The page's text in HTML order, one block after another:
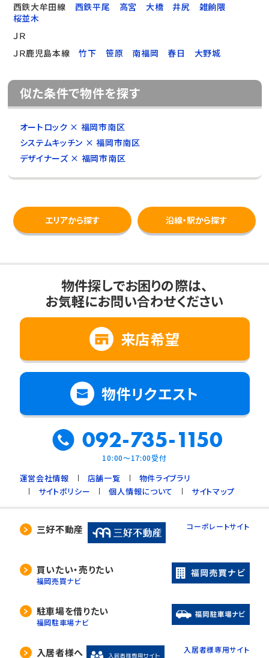
西鉄大牟田線
西鉄平尾 高宮 大橋 井尻
雑餉隈
桜並木
ＪＲ
ＪＲ鹿児島本線
竹下 笹原 南福岡 春日 大野城
似た条件で物件を探す
オートロック × 福岡市南区
システムキッチン × 福岡市南区
デザイナーズ × 福岡市南区
エリアから探す 沿線・駅から探す
物件探しでお困りの際は、
お気軽にお問い合わせください
来店希望
物件リクエスト
092-735-1150
10:00～17:00受付
運営会社情報 店舗一覧
物件ライブラリ
サイトポリシー
個人情報について サイトマップ
三好不動産 コーポレートサイト
買いたい・売りたい
福岡売買ナビ
駐車場を借りたい
福岡駐車場ナビ
入居者様へ 入居者様専用サイト